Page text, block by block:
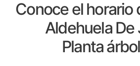
Conoce el horario
Aldehuela De
Planta